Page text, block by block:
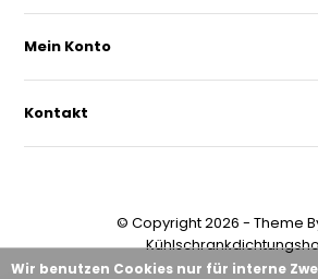
Mein Konto
Kontakt
© Copyright 2026 - Theme
Wir benutzen Cookies nur für interne